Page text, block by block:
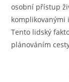
osobní přístup
komplikovanými
Tento lidský
plánováním